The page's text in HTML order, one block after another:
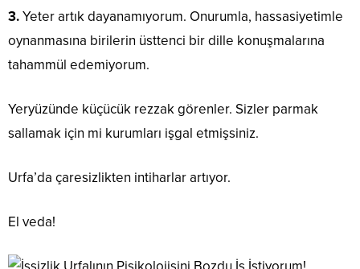
3.Yeter artık dayanamıyorum. Onurumla, hassasiyetimle
oynanmasına birilerin üsttenci bir dille konuşmalarına
tahammül edemiyorum.
Yeryüzünde küçücük rezzak görenler. Sizler parmak
sallamak için mi kurumları işgal etmişsiniz.
Urfa’da çaresizlikten intiharlar artıyor.
El veda!